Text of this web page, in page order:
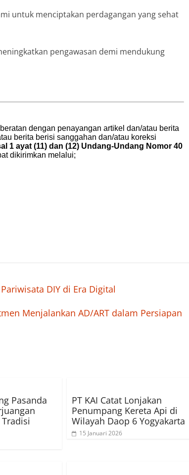
untuk menciptakan perdagangan yang sehat
pengawasan demi mendukung
DIY di Era Digital
Menjalankan AD/ART dalam Persiapan
Pasanda
PT KAI Catat Lonjakan
Penumpang Kereta Api di
Wilayah Daop 6 Yogyakarta
15 Januari 2026